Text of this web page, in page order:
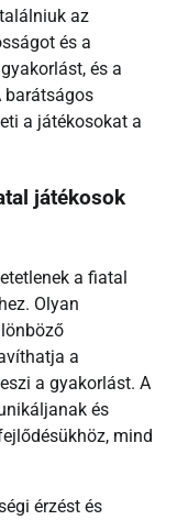
az
és a
és a
barátságos
a játékosokat a
játékosok
a fiatal
Olyan
a
a gyakorlást. A
és
mind
érzést és